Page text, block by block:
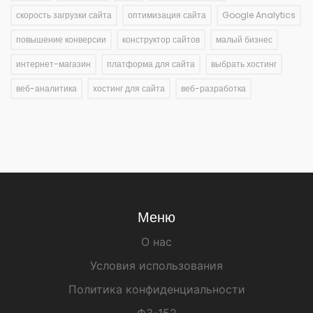
скорость загрузки сайта оптимизация сайта Google Analytics
повышение конверсии конструктор сайтов малый бизнес
интернет-магазин платформа для сайта выбрать хостинг
веб-аналитика хостинг для сайта веб-разработка
Меню
О нас
Условия использования
Политика конфиденциальности